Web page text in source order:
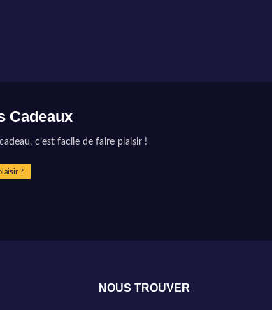
Cadeaux
c’est facile de faire plaisir !
?
NOUS TROUVER